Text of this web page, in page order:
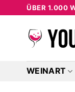
springen
ÜBER 1.000
WEINART